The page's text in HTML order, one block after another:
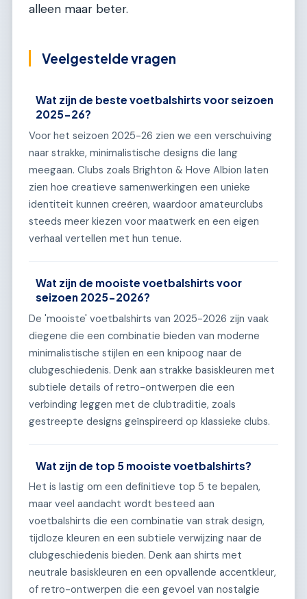
alleen maar beter.
Veelgestelde vragen
Wat zijn de beste voetbalshirts voor seizoen
2025-26?
Voor het seizoen 2025-26 zien we een verschuiving
naar strakke, minimalistische designs die lang
meegaan. Clubs zoals Brighton & Hove Albion laten
zien hoe creatieve samenwerkingen een unieke
identiteit kunnen creëren, waardoor amateurclubs
steeds meer kiezen voor maatwerk en een eigen
verhaal vertellen met hun tenue.
Wat zijn de mooiste voetbalshirts voor
seizoen 2025-2026?
De 'mooiste' voetbalshirts van 2025-2026 zijn vaak
diegene die een combinatie bieden van moderne
minimalistische stijlen en een knipoog naar de
clubgeschiedenis. Denk aan strakke basiskleuren met
subtiele details of retro-ontwerpen die een
verbinding leggen met de clubtraditie, zoals
gestreepte designs geïnspireerd op klassieke clubs.
Wat zijn de top 5 mooiste voetbalshirts?
Het is lastig om een definitieve top 5 te bepalen,
maar veel aandacht wordt besteed aan
voetbalshirts die een combinatie van strak design,
tijdloze kleuren en een subtiele verwijzing naar de
clubgeschiedenis bieden. Denk aan shirts met
neutrale basiskleuren en een opvallende accentkleur,
of retro-ontwerpen die een gevoel van nostalgie